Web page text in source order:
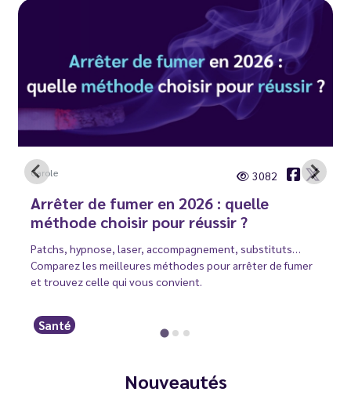
Carole 3082
Arrêter de fumer en 2026 : quelle
méthode choisir pour réussir ?
Patchs, hypnose, laser, accompagnement, substituts…
Comparez les meilleures méthodes pour arrêter de fumer
et trouvez celle qui vous convient.
Santé
Nouveautés